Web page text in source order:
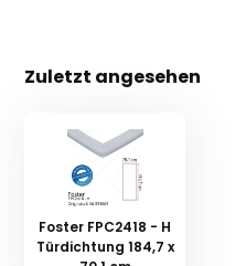
Zuletzt angesehen
Foster FPC2418 - H
Türdichtung 184,7 x